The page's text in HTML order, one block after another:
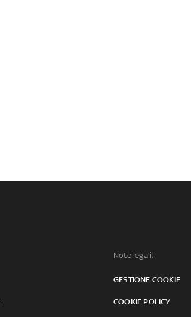
Note legali:
GESTIONE COOKIE
COOKIE POLICY